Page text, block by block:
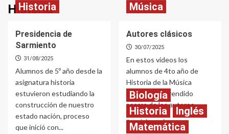
Historia
Historia
Presidencia de
Sarmiento
31/08/2025
Alumnos de 5º año desde la
asignatura historia
estuvieron estudiando la
construcción de nuestro
estado nación, proceso
que inició con...
Música
Autores clásicos
30/07/2025
En estos videos los
alumnos de 4to año de
Historia de la Música
plasman lo aprendido
acerca de los autores...
Seguir leyendoRead
more
Biología
Historia
Inglés
Matemática